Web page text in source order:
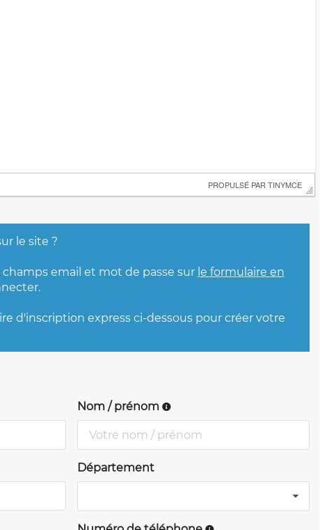
PROPULSÉ PAR TINYMCE
le site ?
email et mot de passe sur le formulaire en
d'inscription express ci-dessous pour créer votre
Nom / prénom
Département